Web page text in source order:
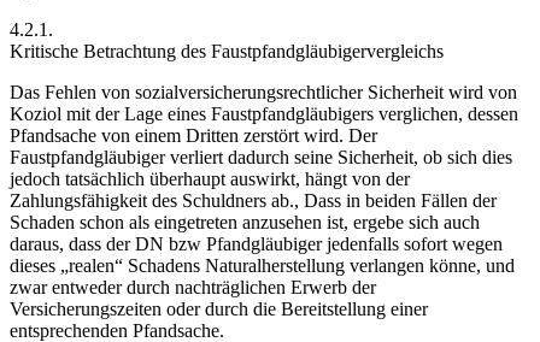
4.2.1.
Kritische Betrachtung des Faustpfandgläubigervergleichs
Das Fehlen von sozialversicherungsrechtlicher Sicherheit wird von
Koziol mit der Lage eines Faustpfandgläubigers verglichen, dessen
Pfandsache von einem Dritten zerstört wird. Der
Faustpfandgläubiger verliert dadurch seine Sicherheit, ob sich dies
jedoch tatsächlich überhaupt auswirkt, hängt von der
Zahlungsfähigkeit des Schuldners ab., Dass in beiden Fällen der
Schaden schon als eingetreten anzusehen ist, ergebe sich auch
daraus, dass der DN bzw Pfandgläubiger jedenfalls sofort wegen
dieses „realen“ Schadens Naturalherstellung verlangen könne, und
zwar entweder durch nachträglichen Erwerb der
Versicherungszeiten oder durch die Bereitstellung einer
entsprechenden Pfandsache.